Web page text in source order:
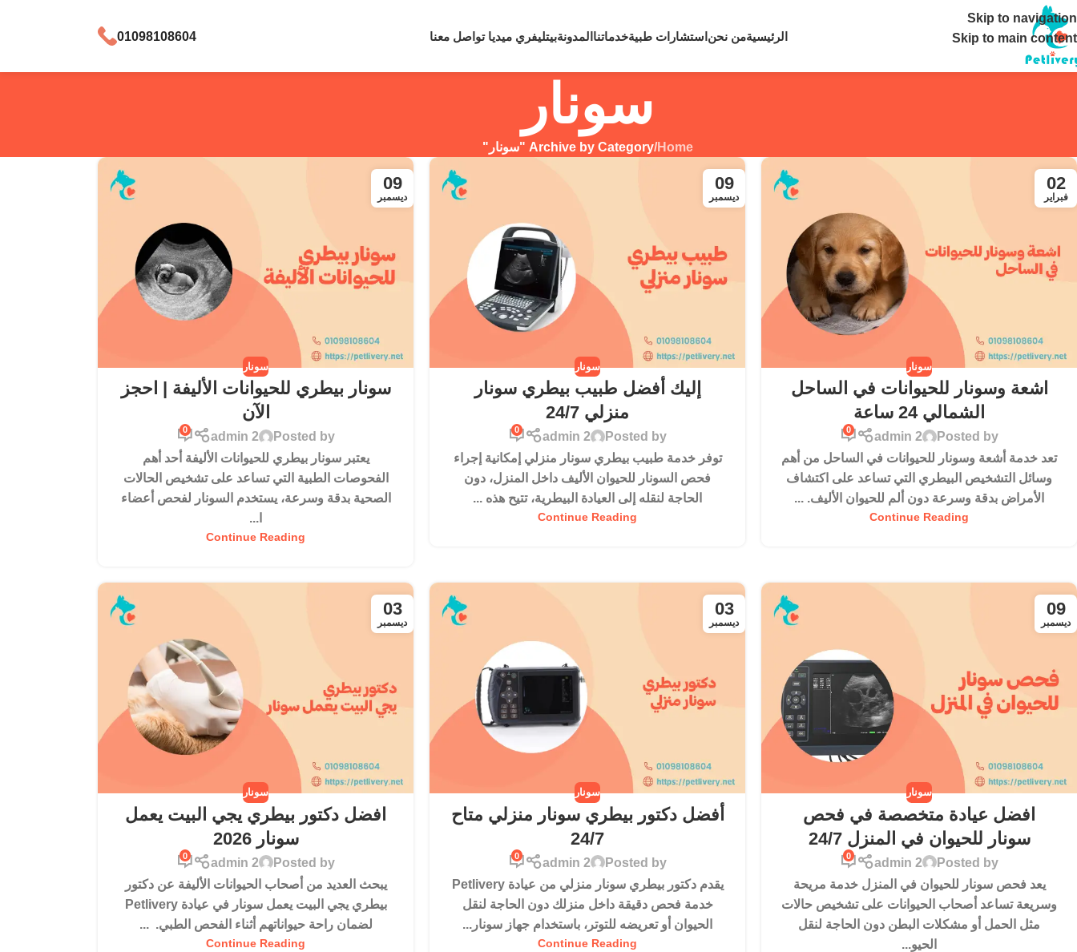
Skip to navigation
Skip to main content
الرئيسيةمن نحن استشارات طبيةخدماتنا المدونةبيتليفري ميدياتواصل معنا 01098108604
سونار
Home
/Archive by Category "سونار"
02
فبراير
سونار
اشعة وسونار للحيوانات في الساحل
الشمالي 24 ساعة
Posted by
admin 2
0
تعد خدمة أشعة وسونار للحيوانات في الساحل من أهم
وسائل التشخيص البيطري التي تساعد على اكتشاف
الأمراض بدقة وسرعة دون ألم للحيوان الأليف. ...
Continue Reading
09
ديسمبر
سونار
إليك أفضل طبيب بيطري سونار
منزلي 24/7
Posted by
admin 2
0
توفر خدمة طبيب بيطري سونار منزلي إمكانية إجراء
فحص السونار للحيوان الأليف داخل المنزل، دون
الحاجة لنقله إلى العيادة البيطرية، تتيح هذه ...
Continue Reading
09
ديسمبر
سونار
سونار بيطري للحيوانات الأليفة | احجز
الآن
Posted by
admin 2
0
يعتبر سونار بيطري للحيوانات الأليفة أحد أهم
الفحوصات الطبية التي تساعد على تشخيص الحالات
الصحية بدقة وسرعة، يستخدم السونار لفحص أعضاء
ا...
Continue Reading
09
ديسمبر
سونار
افضل عيادة متخصصة في فحص
سونار للحيوان في المنزل 24/7
Posted by
admin 2
0
يعد فحص سونار للحيوان في المنزل خدمة مريحة
وسريعة تساعد أصحاب الحيوانات على تشخيص حالات
مثل الحمل أو مشكلات البطن دون الحاجة لنقل
الحيو...
03
ديسمبر
سونار
أفضل دكتور بيطري سونار منزلي متاح
24/7
Posted by
admin 2
0
يقدم دكتور بيطري سونار منزلي من عيادة Petlivery
خدمة فحص دقيقة داخل منزلك دون الحاجة لنقل
الحيوان أو تعريضه للتوتر، باستخدام جهاز سونار...
Continue Reading
03
ديسمبر
سونار
افضل دكتور بيطري يجي البيت يعمل
سونار 2026
Posted by
admin 2
0
يبحث العديد من أصحاب الحيوانات الأليفة عن دكتور
بيطري يجي البيت يعمل سونار في عيادة Petlivery
لضمان راحة حيواناتهم أثناء الفحص الطبي. ...
Continue Reading